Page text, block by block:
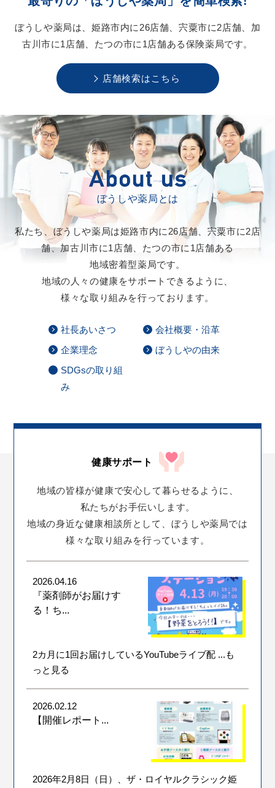
ぼうしや薬局は、 姫路市内に26店舗、 宍粟市に2店舗、 加
古川市に1店舗、 たつの市に1店舗ある保険薬局です。
店舗検索はこちら
ぼうしや薬局とは
私たち、ぼうしや薬局は姫路市内に26店舗、 宍粟市に2店
舗、加古川市に1店舗、 たつの市に1店舗ある
地域密着型薬局です。
地域の人々の健康をサポートできるように、
様々な取り組みを行っております。
社長あいさつ
会社概要・沿革
企業理念
ぼうしやの由来
SDGsの取り組
み
健康サポート
地域の皆様が健康で安心して暮らせるように、
私たちがお手伝いします。
地域の身近な健康相談所として、 ぼうしや薬局では
様々な取り組みを行っています。
2026.04.16
『薬剤師がお届けす
る！ち...
2カ月に1回お届けしているYouTubeライブ配 ...も
っと見る
2026.02.12
【開催レポート...
2026年2月8日（日）、ザ・ロイヤルクラシック姫